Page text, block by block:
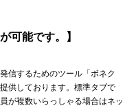
可能です。】
信するためのツール「ボネク
供しております。標準タブで
が複数いらっしゃる場合はネッ